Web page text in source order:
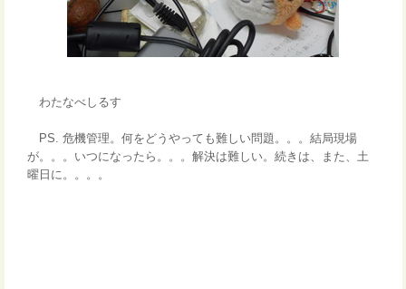
わたなべしるす
PS. 危機管理。何をどうやっても難しい問題。。。結局現場
が。。。いつになったら。。。解決は難しい。続きは、また、土
曜日に。。。。